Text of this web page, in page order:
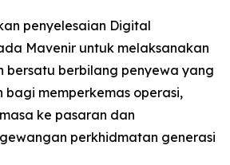
penyelesaian Digital
Mavenir untuk melaksanakan
bersatu berbilang penyewa yang
bagi memperkemas operasi,
ke pasaran dan
perkhidmatan generasi